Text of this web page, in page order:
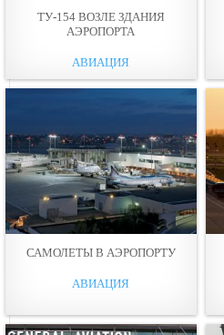
ТУ-154 ВОЗЛЕ ЗДАНИЯ
АЭРОПОРТА
АВИАЦИЯ
САМОЛЕТЫ В АЭРОПОРТУ
АВИАЦИЯ